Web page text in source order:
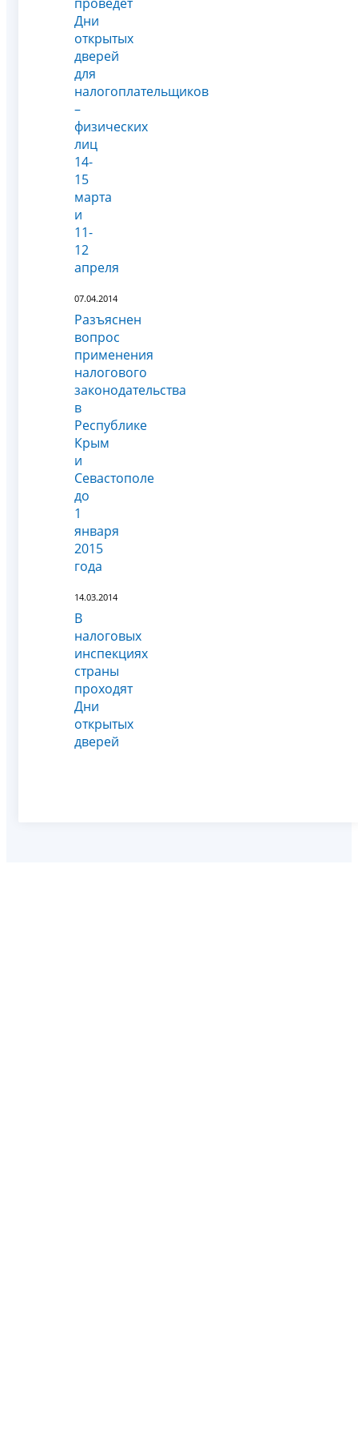
Дни
открытых
дверей
для
налогоплательщиков
–
физических
лиц
14-
15
марта
и
11-
12
апреля
07.04.2014
Разъяснен
вопрос
применения
налогового
законодательства
в
Республике
Крым
и
Севастополе
до
1
января
2015
года
14.03.2014
В
налоговых
инспекциях
страны
проходят
Дни
открытых
дверей